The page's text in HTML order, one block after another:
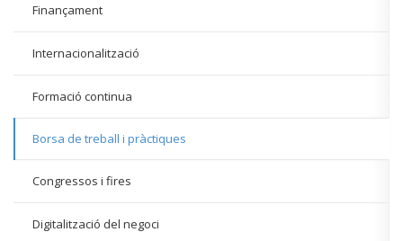
Finançament
Internacionalització
Formació continua
Borsa de treball i pràctiques
Congressos i fires
Digitalització del negoci